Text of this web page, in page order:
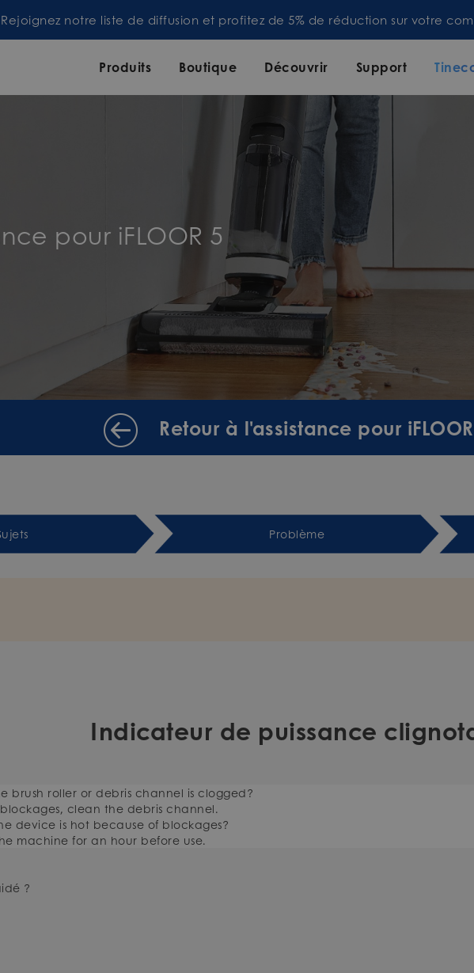
Rejoignez notre liste de diffusion et profitez de 5% de réduction sur votre
Produits Boutique Découvrir Support
pour iFLOOR 5
Retour à l'assistance pour
Problème
Indicateur de puissance
brush roller or debris channel is clogged?
blockages, clean the debris channel.
device is hot because of blockages?
machine for an hour before use.
?